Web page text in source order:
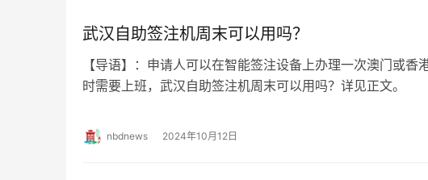
武汉自助签注机周末可以用吗？
【导语】：申请人可以在智能签注设备上办理一次澳门或香
时需要上班，武汉自助签注机周末可以用吗？详见正文
nbdnews 2024年10月12日